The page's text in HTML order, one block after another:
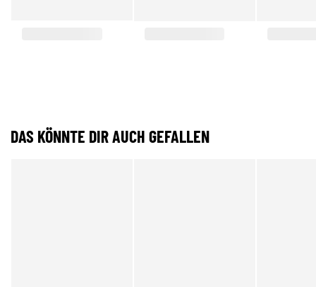
DAS KÖNNTE DIR AUCH GEFALLEN